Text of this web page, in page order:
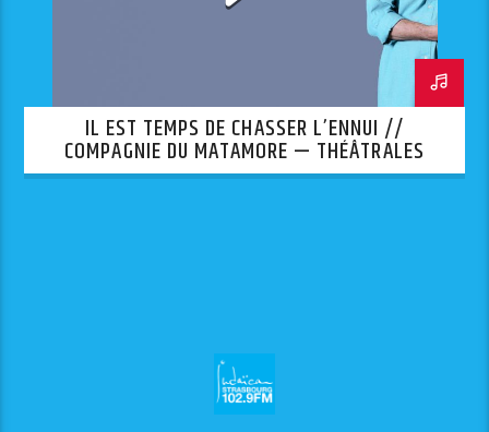
IL EST TEMPS DE CHASSER L’ENNUI //
COMPAGNIE DU MATAMORE — THÉÂTRALES